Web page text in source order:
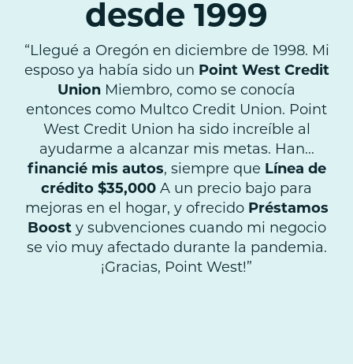
desde 1999
“Llegué a Oregón en diciembre de 1998. Mi
esposo ya había sido un Point West Credit
Union Miembro, como se conocía
entonces como Multco Credit Union. Point
West Credit Union ha sido increíble al
ayudarme a alcanzar mis metas. Han...
financié mis autos, siempre que Línea de
crédito $35,000 A un precio bajo para
mejoras en el hogar, y ofrecido Préstamos
Boosty subvenciones cuando mi negocio
se vio muy afectado durante la pandemia.
¡Gracias, Point West!”